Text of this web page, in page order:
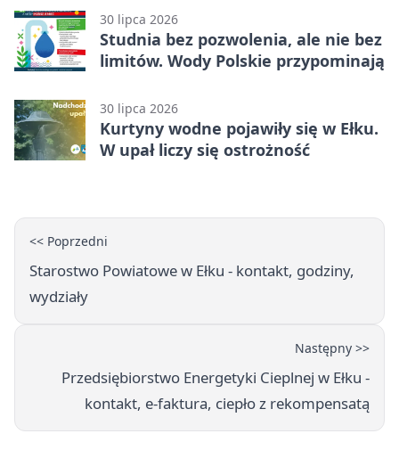
30 lipca 2026
Studnia bez pozwolenia, ale nie bez
limitów. Wody Polskie przypominają
30 lipca 2026
Kurtyny wodne pojawiły się w Ełku.
W upał liczy się ostrożność
<< Poprzedni
Starostwo Powiatowe w Ełku - kontakt, godziny,
wydziały
Następny >>
Przedsiębiorstwo Energetyki Cieplnej w Ełku -
kontakt, e-faktura, ciepło z rekompensatą